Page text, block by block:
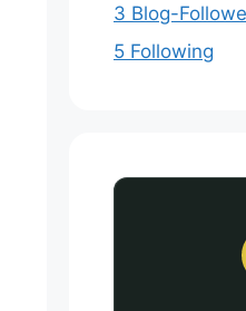
3 Blog-
5 Following